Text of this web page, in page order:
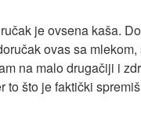
je ovsena kaša.
ovas sa mlekom,
na malo drugačiji i
to što je faktički